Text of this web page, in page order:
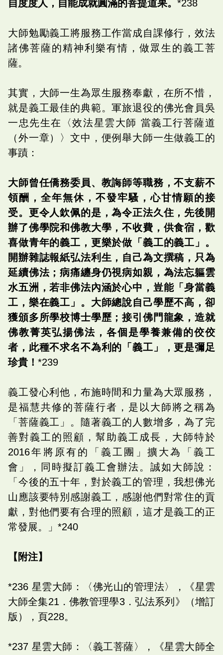
自度度人，自能成就圓滿的菩提道果。 *238
大師勉勵義工將服務工作當成自課修行，效法
諸佛菩薩的精神利樂有情，做眾生的義工菩
薩。
其實，大師一生為眾生服務奉獻，在所不惜，
就是義工最佳的典範。軍旅退役的佛光會員吳
一忠先生在〈效法星雲大師 當義工行菩薩道
（外一章）〉文中，便例舉大師一生做義工的
事蹟：
大師曾任僑務委員、教誨師等職務，不支薪不
領酬，全年無休，不發牢騷，心甘情願的接
受。更令人欽佩的是，為令正法久住，先後開
辦了佛學院和佛教大學，不收費，供食宿，歡
喜做青年的義工，更樂於做「義工的義工」。
開辦雜誌報紙弘法利生，自己為文撰稿，只為
延續佛法；病痛纏身仍視病如親，為法忘軀雲
水五洲，若非佛法內涵於心中，豈能「身當義
工，樂在義工」。大師總說自己學歷不高，卻
獲頒多所學校博士學歷；接引佛門龍象，造就
佛教菁英弘揚佛法，各個是學養兼備的佼佼
者，此種不求名不為利的「義工」，更是彌足
珍貴！ *239
義工發心利他，布施時間和力量為大眾服務，
是福慧共修的菩薩行者，是以大師將之稱為
「菩薩義工」。隨著義工的人數增多，為了完
善對義工的照顧，幫助義工成長，大師特於
2016年將原有的「義工團」擴大為「義工
會」，同時擬訂義工會辦法。誠如大師說：
「今後的五十年，對於義工的管理，我想佛光
山應該要特別感謝義工，感謝他們對常住的貢
獻，對他們要有合理的照顧，這才是義工的正
常發展。」*240
【附注】
*236 星雲大師：〈佛光山的管理法〉，《星雲
大師全集21．佛教管理學3．弘法系列》（增訂
版），頁228。
*237 星雲大師：〈義工菩薩〉，《星雲大師全